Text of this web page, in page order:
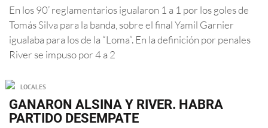
En los 90’ reglamentarios igualaron 1 a 1 por los goles de
Tomás Silva para la banda, sobre el final Yamil Garnier
igualaba para los de la “Loma”. En la definición por penales
River se impuso por 4 a 2
LOCALES
GANARON ALSINA Y RIVER. HABRA
PARTIDO DESEMPATE